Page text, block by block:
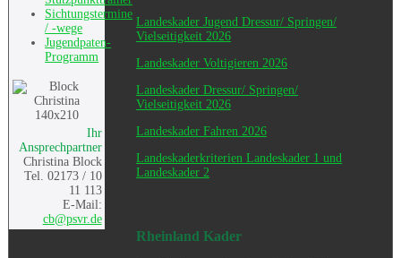
Sichtungstermine
/ -wege
Jugendpaten-
Programm
Ihr
Ansprechpartner
Christina Block
Tel. 02173 / 10
11 113
E-Mail:
cb@psvr.de
Landeskader Jugend Dressur/ Springen/
Vielseitigkeit 2026
Landeskader Voltigieren 2026
Landeskader Dressur/ Springen/
Vielseitigkeit 2026
Landeskader Fahren 2026
Landeskaderkriterien Landeskader 1 und
Landeskader 2
Rheinland Kader